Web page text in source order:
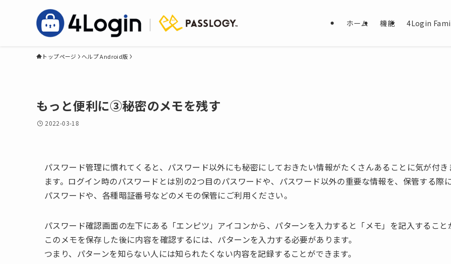
ホーム 機能 4Login
トップページ ヘルプ Android版
もっと便利に③秘密のメモを残す
2022-03-18
パスワード管理に慣れてくると、パスワード以外にも秘密にしておきたい情報がたくさんあることに気が付
ます。ログイン時のパスワードとは別の2つ目のパスワードや、パスワード以外の重要な情報を、保管する際
パスワードや、各種暗証番号などのメモの保管にご利用ください。
パスワード確認画面の左下にある「エンピツ」アイコンから、パターンを入力すると「メモ」を記入すること
このメモを保存した後に内容を確認するには、パターンを入力する必要があります。
つまり、パターンを知らない人には知られたくない内容を記録することができます。